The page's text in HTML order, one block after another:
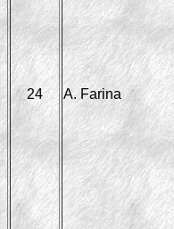
24 A. Farina